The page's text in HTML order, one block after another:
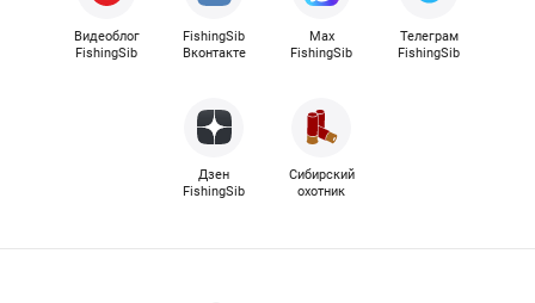
Видеоблог
FishingSib
FishingSib
Вконтакте
Max
FishingSib
Телеграм
FishingSib
Дзен
FishingSib
Сибирский
охотник